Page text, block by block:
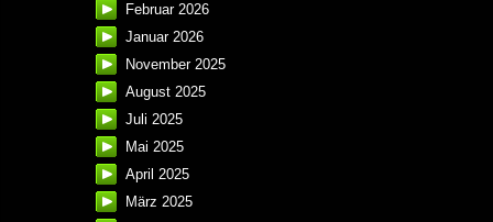
Februar 2026
Januar 2026
November 2025
August 2025
Juli 2025
Mai 2025
April 2025
März 2025